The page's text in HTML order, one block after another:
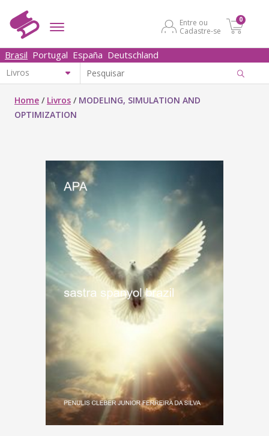
Entre ou
Cadastre-se
0
Brasil Portugal España Deutschland
Home / Livros / MODELING, SIMULATION AND
OPTIMIZATION